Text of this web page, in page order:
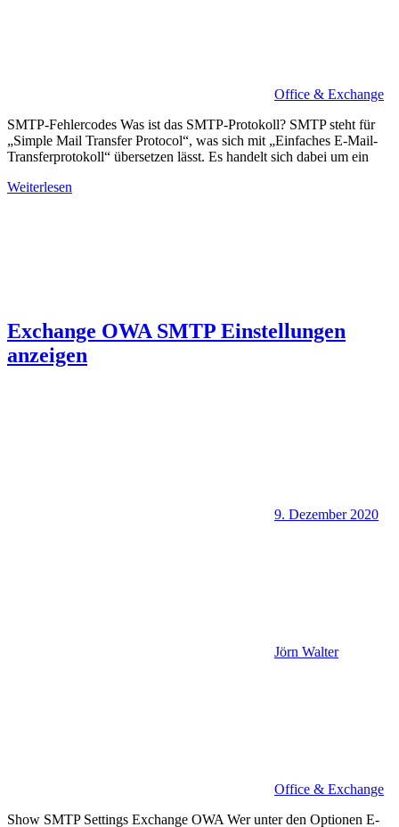
Office & Exchange
SMTP-Fehlercodes Was ist das SMTP-Protokoll? SMTP steht für
„Simple Mail Transfer Protocol“, was sich mit „Einfaches E-Mail-
Transferprotokoll“ übersetzen lässt. Es handelt sich dabei um ein
Weiterlesen
Exchange OWA SMTP Einstellungen
anzeigen
9. Dezember 2020
Jörn Walter
Office & Exchange
Show SMTP Settings Exchange OWA Wer unter den Optionen E-